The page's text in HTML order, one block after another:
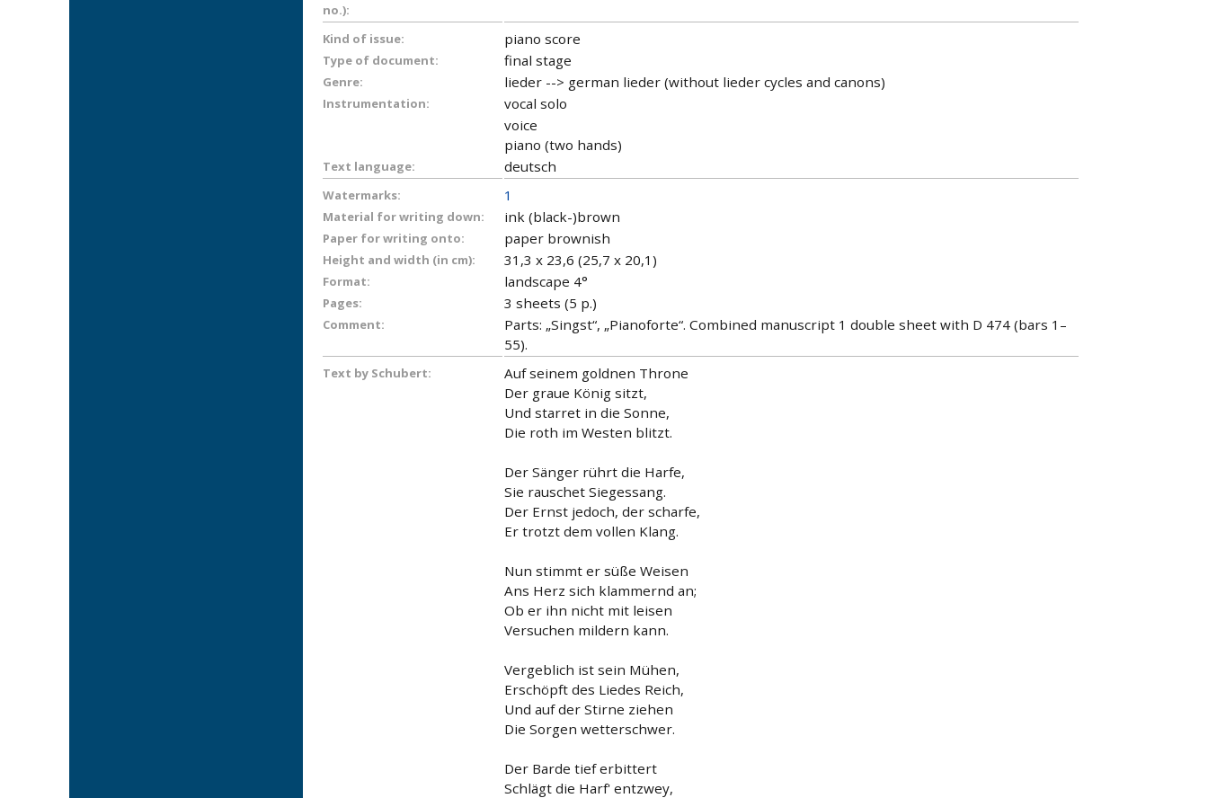
no.):
Kind of issue: piano score
Type of document: final stage
Genre: lieder --> german lieder (without lieder cycles and canons)
Instrumentation:
vocal solo
voice
piano (two hands)
Text language: deutsch
Watermarks: 1
Material for writing down: ink (black-)brown
Paper for writing onto: paper brownish
Height and width (in cm): 31,3 x 23,6 (25,7 x 20,1)
Format: landscape 4°
Pages: 3 sheets (5 p.)
Comment:
Parts: „Singst“, „Pianoforte“. Combined manuscript 1 double sheet with D 474 (bars 1–
55).
Text by Schubert:
Auf seinem goldnen Throne
Der graue König sitzt,
Und starret in die Sonne,
Die roth im Westen blitzt.
Der Sänger rührt die Harfe,
Sie rauschet Siegessang.
Der Ernst jedoch, der scharfe,
Er trotzt dem vollen Klang.
Nun stimmt er süße Weisen
Ans Herz sich klammernd an;
Ob er ihn nicht mit leisen
Versuchen mildern kann.
Vergeblich ist sein Mühen,
Erschöpft des Liedes Reich,
Und auf der Stirne ziehen
Die Sorgen wetterschwer.
Der Barde tief erbittert
Schlägt die Harf' entzwey,